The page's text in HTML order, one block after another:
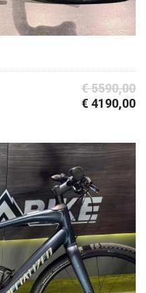
€ 5590,00
€ 4190,00